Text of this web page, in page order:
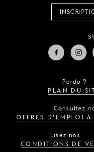
Perdu ?
PLAN DU
Consultez
OFFRES D’EMPLOI
Lisez nos
CONDITIONS DE